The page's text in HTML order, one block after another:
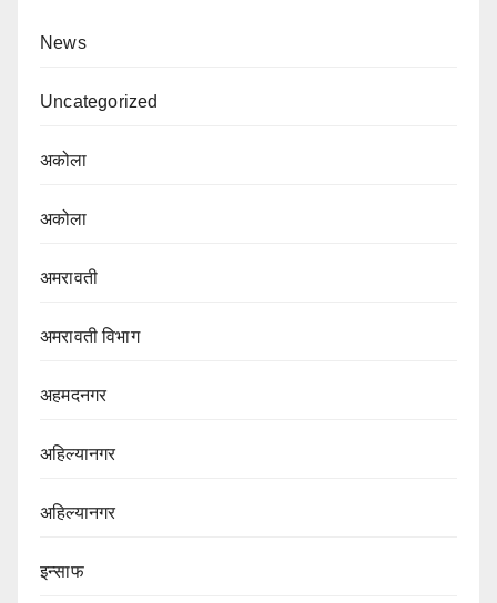
News
Uncategorized
अकोला
अकोला
अमरावती
अमरावती विभाग‌
अहमदनगर
अहिल्यानगर
अहिल्यानगर
इन्साफ